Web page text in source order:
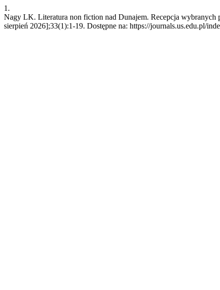
1.
Nagy LK. Literatura non fiction nad Dunajem. Recepcja
sierpień 2026];33(1):1-19. Dostępne na: https://journals.us.edu.pl/